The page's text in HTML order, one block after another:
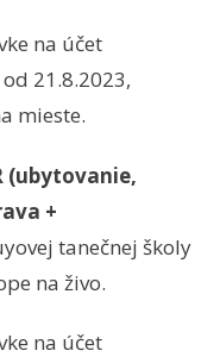
na účet
21.8.2023,
mieste.
(ubytovanie,
+
tanečnej školy
na živo.
na účet